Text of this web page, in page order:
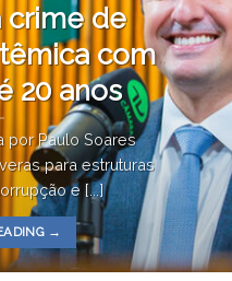
crime de
com
20 anos
por Paulo Soares
para estruturas
e [...]
→